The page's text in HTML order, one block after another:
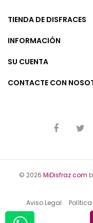
TIENDA DE DISFRACES
INFORMACIÓN
SU CUENTA
CONTACTE CON
© 2026 MiDisfraz.com
Aviso Legal